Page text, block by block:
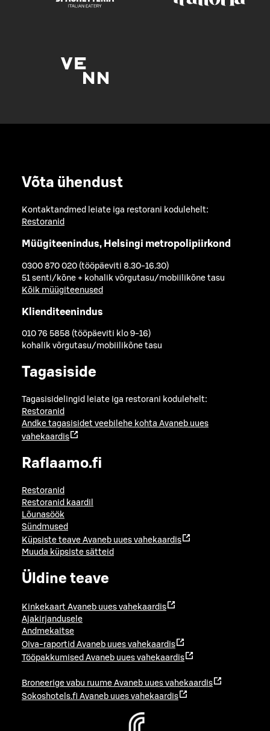
Võta ühendust
Kontaktandmed leiate iga restorani kodulehelt:
Restoranid
Müügiteenindus, Helsingi metropolipiirkond
0300 870 020 (tööpäeviti 8.30-16.30)
51 senti/kõne + kohalik võrgutasu/mobiilikõne tasu
Kõik müügiteenused
Klienditeenindus
010 76 5858 (tööpäeviti klo 9-16)
kohalik võrgutasu/mobiilikõne tasu
Tagasiside
Tagasisidelingid leiate iga restorani kodulehelt:
Restoranid
Andke tagasisidet veebilehe kohta Avaneb uues
vahekaardis
Raflaamo.fi
Restoranid
Restoranid kaardil
Lõunasöök
Sündmused
Küpsiste teave Avaneb uues vahekaardis
Muuda küpsiste sätteid
Üldine teave
Kinkekaart Avaneb uues vahekaardis
Ajakirjandusele
Andmekaitse
Oiva-raportid Avaneb uues vahekaardis
Tööpakkumised Avaneb uues vahekaardis
Broneerige vabu ruume Avaneb uues vahekaardis
Sokoshotels.fi Avaneb uues vahekaardis